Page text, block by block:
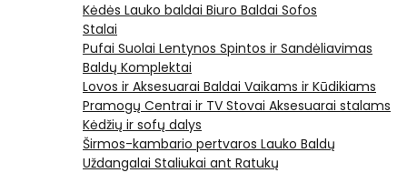
Kėdės Lauko baldai Biuro Baldai Sofos
Stalai
Pufai Suolai Lentynos Spintos ir Sandėliavimas
Baldų Komplektai
Lovos ir Aksesuarai Baldai Vaikams ir Kūdikiams
Pramogų Centrai ir TV Stovai Aksesuarai stalams
Kėdžių ir sofų dalys
Širmos-kambario pertvaros Lauko Baldų
Uždangalai Staliukai ant Ratukų